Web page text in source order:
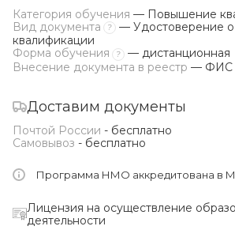
Категория обучения — Повышение
Вид документа
?
— Удостоверение
квалификации
Форма обучения
?
— дистанционная
Внесение документа в реестр — ФИС
Доставим документы
Почтой России - бесплатно
Самовывоз - бесплатно
Программа НМО аккредитована в
Лицензия на осуществление
деятельности